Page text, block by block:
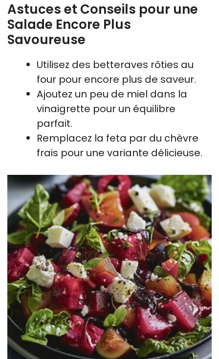
Astuces et Conseils pour une
Salade Encore Plus
Savoureuse
Utilisez des betteraves rôties au
four pour encore plus de saveur.
Ajoutez un peu de miel dans la
vinaigrette pour un équilibre
parfait.
Remplacez la feta par du chèvre
frais pour une variante délicieuse.